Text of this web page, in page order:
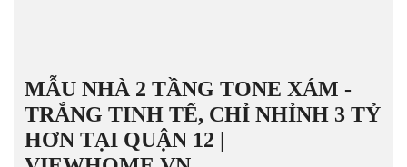
MẪU NHÀ 2 TẦNG TONE XÁM -
TRẮNG TINH TẾ, CHỈ NHỈNH 3 TỶ
HƠN TẠI QUẬN 12 |